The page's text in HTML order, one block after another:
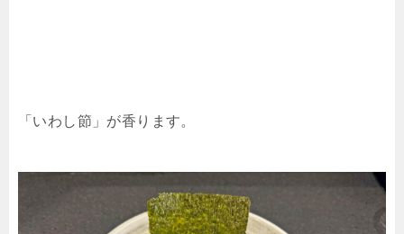
「いわし節」が香ります。